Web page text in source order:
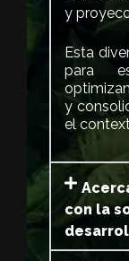
y
Esta
para
y
el
con la